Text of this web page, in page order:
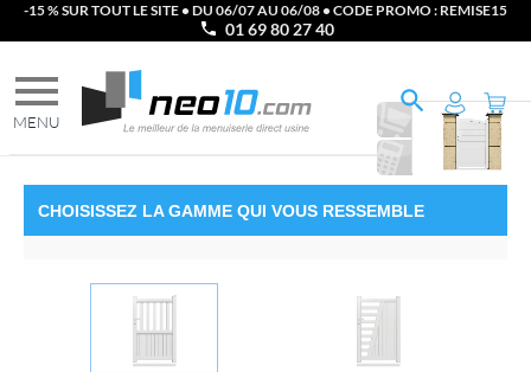
-15 % SUR TOUT LE SITE • DU 06/07 AU 06/08 • CODE PROMO : REMISE15
01 69 80 27 40
CHOISISSEZ LA GAMME QUI VOUS RESSEMBLE
Imprimer
DEVIS
Ajouter
PANIER